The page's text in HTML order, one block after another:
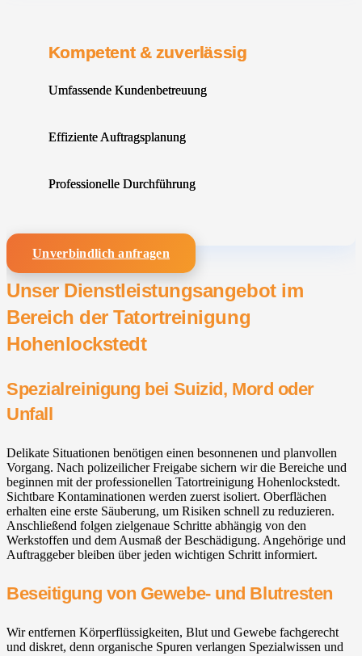
Kompetent & zuverlässig
Umfassende Kundenbetreuung
Effiziente Auftragsplanung
Professionelle Durchführung
Unverbindlich anfragen
Unser Dienstleistungsangebot im
Bereich der Tatortreinigung
Hohenlockstedt
Spezialreinigung bei Suizid, Mord oder
Unfall
Delikate Situationen benötigen einen besonnenen und planvollen
Vorgang. Nach polizeilicher Freigabe sichern wir die Bereiche und
beginnen mit der professionellen Tatortreinigung Hohenlockstedt.
Sichtbare Kontaminationen werden zuerst isoliert. Oberflächen
erhalten eine erste Säuberung, um Risiken schnell zu reduzieren.
Anschließend folgen zielgenaue Schritte abhängig von den
Werkstoffen und dem Ausmaß der Beschädigung. Angehörige und
Auftraggeber bleiben über jeden wichtigen Schritt informiert.
Beseitigung von Gewebe- und Blutresten
Wir entfernen Körperflüssigkeiten, Blut und Gewebe fachgerecht
und diskret, denn organische Spuren verlangen Spezialwissen und